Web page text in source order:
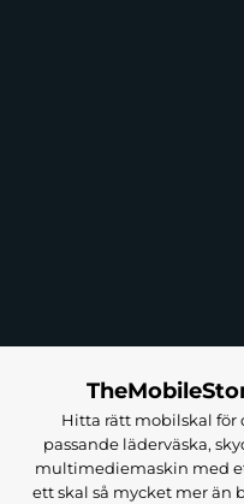
Hitta rätt mobilskal för
passande läderväska,
multimediemaskin med
ett skal så mycket mer än